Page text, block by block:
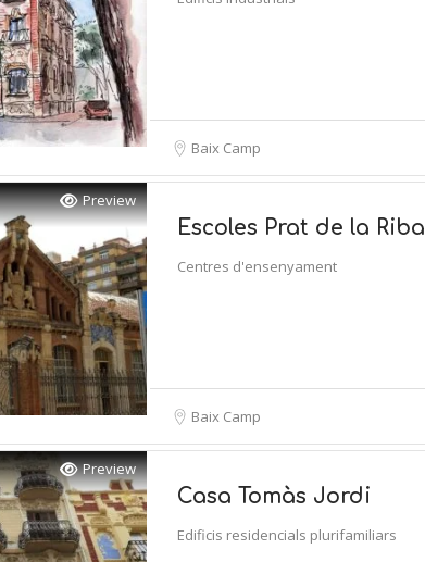
Baix Camp
Preview
Escoles Prat de la Riba
Centres d'ensenyament
Baix Camp
Preview
Casa Tomàs Jordi
Edificis residencials plurifamiliars